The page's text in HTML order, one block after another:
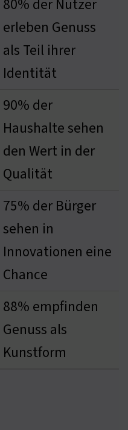
80% der Nutzer
erleben Genuss
als Teil ihrer
Identität
90% der
Haushalte sehen
den Wert in der
Qualität
75% der Bürger
sehen in
Innovationen eine
Chance
88% empfinden
Genuss als
Kunstform